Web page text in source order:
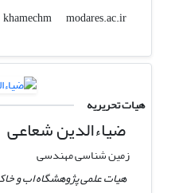
khamechm
modares.ac.ir
هیات تحریریه
ضیاءالدین شعاعی
زمین شناسی مهندسی
هیات علمی پژوهشگاه اب و